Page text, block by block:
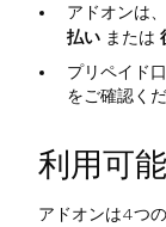
アドオンは
払い または
プリペイド
をご確認くだ
利用可
アドオンは4つ